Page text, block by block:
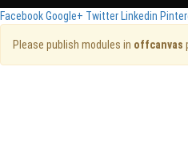
FacebookGoogle+ Twitter Linkedin
Please publish modules in offcanvas